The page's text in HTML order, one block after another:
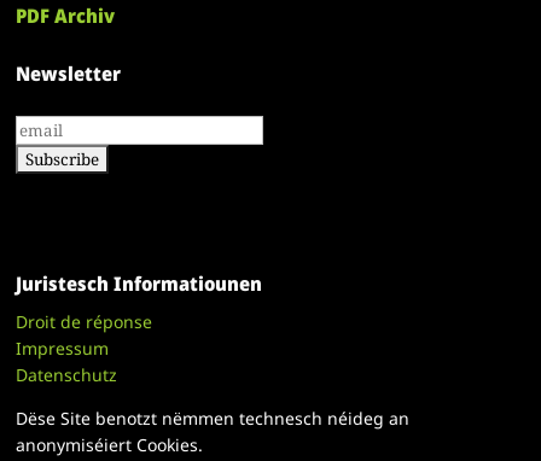
PDF Archiv
Newsletter
Juristesch Informatiounen
Droit de réponse
Impressum
Datenschutz
Dëse Site benotzt nëmmen technesch néideg an
anonymiséiert Cookies.